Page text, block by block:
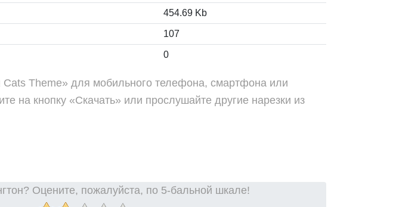
454.69 Kb
107
0
Cats Theme» для мобильного телефона, смартфона или
на кнопку «Скачать» или прослушайте другие нарезки из
Оцените, пожалуйста, по 5-бальной шкале!